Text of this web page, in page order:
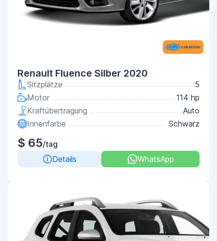
Renault Fluence Silber 2020
Sitzplätze
5
Motor
114 hp
Kraftübertragung
Auto
Innenfarbe
Schwarz
$ 65/tag
Details
WhatsApp